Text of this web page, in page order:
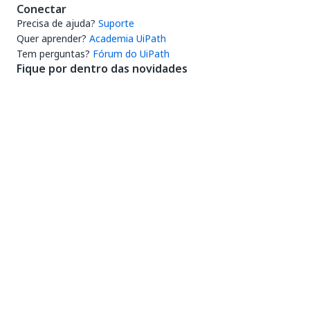
Conectar
Precisa de ajuda? Suporte
Quer aprender? Academia UiPath
Tem perguntas? Fórum do UiPath
Fique por dentro das novidades